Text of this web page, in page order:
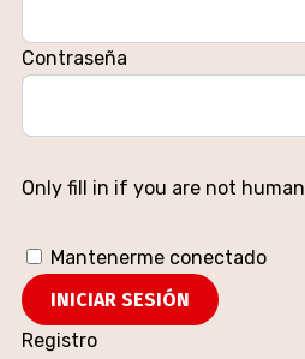
Contraseña
Only fill in if you are not human
Mantenerme conectado
Registro